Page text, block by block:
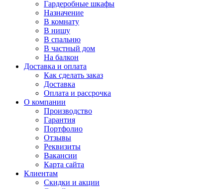
Гардеробные шкафы
Назначение
В комнату
В нишу
В спальню
В частный дом
На балкон
Доставка и оплата
Как сделать заказ
Доставка
Оплата и рассрочка
О компании
Производство
Гарантия
Портфолио
Отзывы
Реквизиты
Вакансии
Карта сайта
Клиентам
Скидки и акции